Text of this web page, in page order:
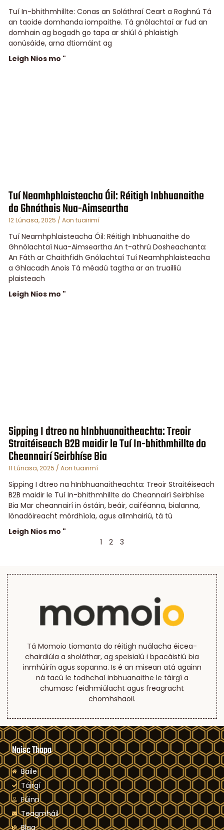
Tuí In-bhithmhillte: Conas an Soláthraí Ceart a Roghnú Tá
an taoide domhanda iompaithe. Tá gnólachtaí ar fud an
domhain ag bogadh go tapa ar shiúl ó phlaistigh
aonúsáide, arna dtiomáint ag
Leigh Nios mo "
Tuí Neamhphlaisteacha Óil: Réitigh Inbhuanaithe
do Ghnóthais Nua-Aimseartha
12 Lúnasa, 2025 Aon tuairimí
Tuí Neamhphlaisteacha Óil: Réitigh Inbhuanaithe do
Ghnólachtaí Nua-Aimseartha An t-athrú Dosheachanta:
An Fáth ar Chaithfidh Gnólachtaí Tuí Neamhphlaisteacha
a Ghlacadh Anois Tá méadú tagtha ar an truailliú
plaisteach
Leigh Nios mo "
Sipping I dtreo na hInbhuanaitheachta: Treoir
Straitéiseach B2B maidir le Tuí In-bhithmhillte do
Cheannairí Seirbhíse Bia
11 Lúnasa, 2025 Aon tuairimí
Sipping I dtreo na hInbhuanaitheachta: Treoir Straitéiseach
B2B maidir le Tuí In-bhithmhillte do Cheannairí Seirbhíse
Bia Mar cheannairí in óstáin, beáir, caiféanna, bialanna,
lónadóireacht mórdhíola, agus allmhairiú, tá tú
Leigh Nios mo "
1
2 3
Tá Momoio tiomanta do réitigh nuálacha éicea-
chairdiúla a sholáthar, ag speisialú i bpacáistiú bia
inmhúirín agus sopanna. Is é an misean atá againn
ná tacú le todhchaí inbhuanaithe le táirgí a
chumasc feidhmiúlacht agus freagracht
chomhshaoil.
Naisc Thapa
Baile
Táirgí
Fúinn
Teagmháil
Blag